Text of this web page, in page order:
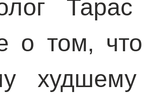
о том,